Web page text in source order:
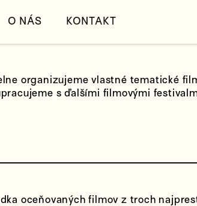
O NÁS KONTAKT
organizujeme vlastné tematické
s ďalšími filmovými
oceňovaných filmov z troch